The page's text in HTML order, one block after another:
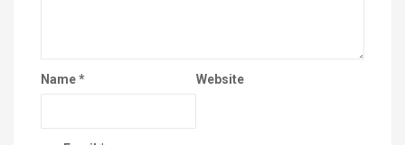
Name* Website